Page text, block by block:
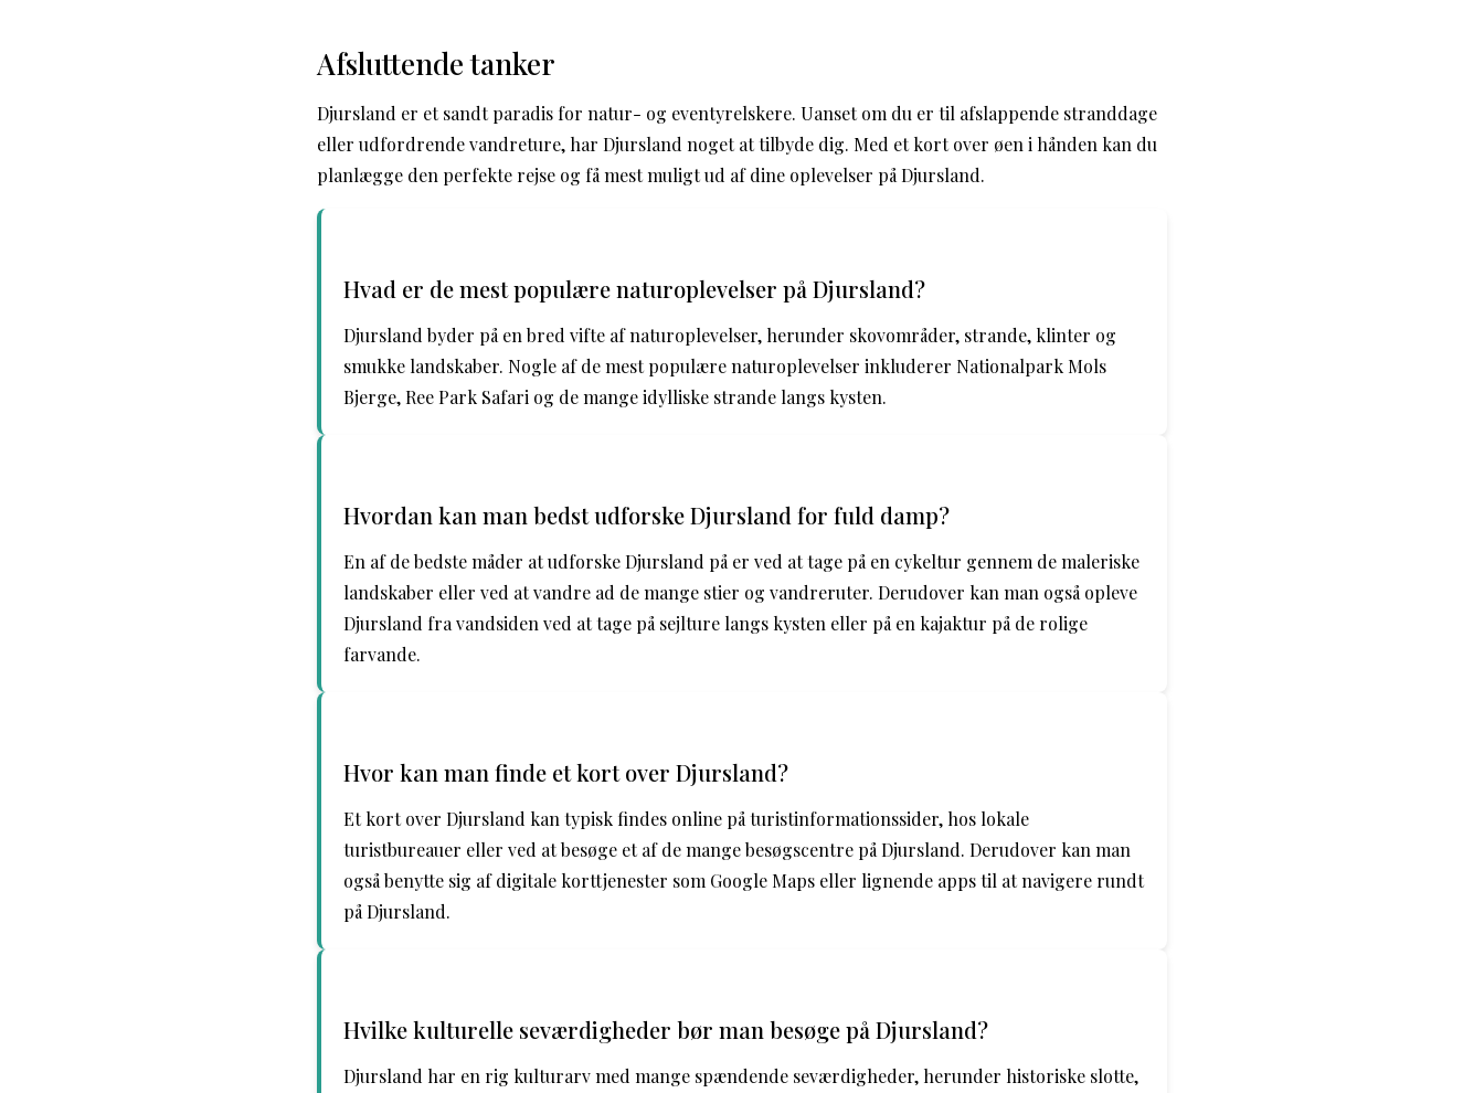
Afsluttende tanker
Djursland er et sandt paradis for natur- og eventyrelskere. Uanset om du er til afslappende stranddage
eller udfordrende vandreture, har Djursland noget at tilbyde dig. Med et kort over øen i hånden kan du
planlægge den perfekte rejse og få mest muligt ud af dine oplevelser på Djursland.
Hvad er de mest populære naturoplevelser på Djursland?
Djursland byder på en bred vifte af naturoplevelser, herunder skovområder, strande, klinter og
smukke landskaber. Nogle af de mest populære naturoplevelser inkluderer Nationalpark Mols
Bjerge, Ree Park Safari og de mange idylliske strande langs kysten.
Hvordan kan man bedst udforske Djursland for fuld damp?
En af de bedste måder at udforske Djursland på er ved at tage på en cykeltur gennem de maleriske
landskaber eller ved at vandre ad de mange stier og vandreruter. Derudover kan man også opleve
Djursland fra vandsiden ved at tage på sejlture langs kysten eller på en kajaktur på de rolige
farvande.
Hvor kan man finde et kort over Djursland?
Et kort over Djursland kan typisk findes online på turistinformationssider, hos lokale
turistbureauer eller ved at besøge et af de mange besøgscentre på Djursland. Derudover kan man
også benytte sig af digitale korttjenester som Google Maps eller lignende apps til at navigere rundt
på Djursland.
Hvilke kulturelle seværdigheder bør man besøge på Djursland?
Djursland har en rig kulturarv med mange spændende seværdigheder, herunder historiske slotte,